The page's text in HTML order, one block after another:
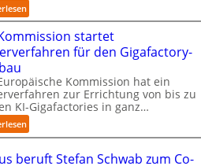
:
„
E
s
k
m
m
t
a
u
f
startet
für den Gigafactory-
Kommission hat ein
zur Errichtung von bis zu
KI-Gigafactories in ganz…
:
E
-
beruft Stefan Schwab zum Co-